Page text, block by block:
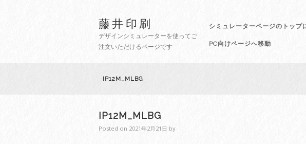
藤井印刷
デザインシミュレーターを使ってご
注文いただけるページです
シミュレーターページのトップ
PC向けページへ移動
IP12M_MLBG
IP12M_MLBG
Posted on 2021年2月21日 by